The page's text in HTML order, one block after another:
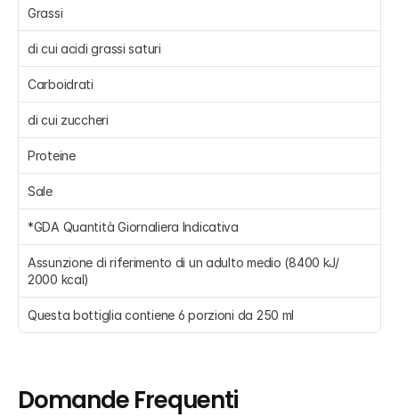
Grassi
di cui acidi grassi saturi
Carboidrati
di cui zuccheri
Proteine
Sale
*GDA Quantità Giornaliera Indicativa
Assunzione di riferimento di un adulto medio (8400 kJ/
2000 kcal)
Questa bottiglia contiene 6 porzioni da 250 ml
Domande Frequenti